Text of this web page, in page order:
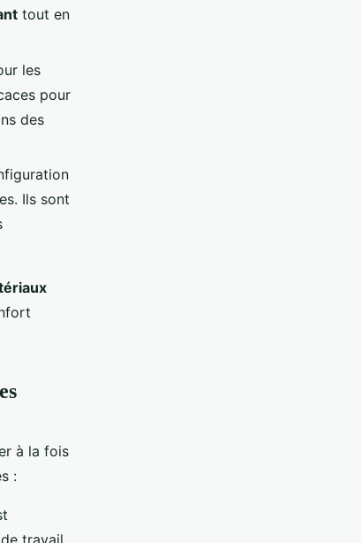
tout en
les
pour
des
Ils sont
à la fois
: